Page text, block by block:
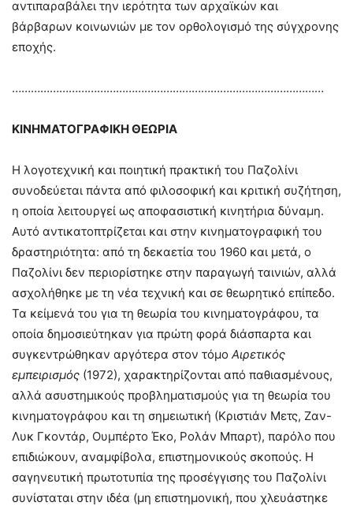
αντιπαραβάλει την ιερότητα των αρχαϊκών και
βάρβαρων κοινωνιών με τον ορθολογισμό της σύγχρονης
εποχής.
………………………………………………………………………………………
ΚΙΝΗΜΑΤΟΓΡΑΦΙΚΗ ΘΕΩΡΙΑ
Η λογοτεχνική και ποιητική πρακτική του Παζολίνι
συνοδεύεται πάντα από φιλοσοφική και κριτική συζήτηση,
η οποία λειτουργεί ως αποφασιστική κινητήρια δύναμη.
Αυτό αντικατοπτρίζεται και στην κινηματογραφική του
δραστηριότητα: από τη δεκαετία του 1960 και μετά, ο
Παζολίνι δεν περιορίστηκε στην παραγωγή ταινιών, αλλά
ασχολήθηκε με τη νέα τεχνική και σε θεωρητικό επίπεδο.
Τα κείμενά του για τη θεωρία του κινηματογράφου, τα
οποία δημοσιεύτηκαν για πρώτη φορά διάσπαρτα και
συγκεντρώθηκαν αργότερα στον τόμο Αιρετικός
εμπειρισμός (1972), χαρακτηρίζονται από παθιασμένους,
αλλά ασυστημικούς προβληματισμούς για τη θεωρία του
κινηματογράφου και τη σημειωτική (Κριστιάν Μετς, Ζαν-
Λυκ Γκοντάρ, Ουμπέρτο Έκο, Ρολάν Μπαρτ), παρόλο που
επιδιώκουν, αναμφίβολα, επιστημονικούς σκοπούς. Η
σαγηνευτική πρωτοτυπία της προσέγγισης του Παζολίνι
συνίσταται στην ιδέα (μη επιστημονική, που χλευάστηκε